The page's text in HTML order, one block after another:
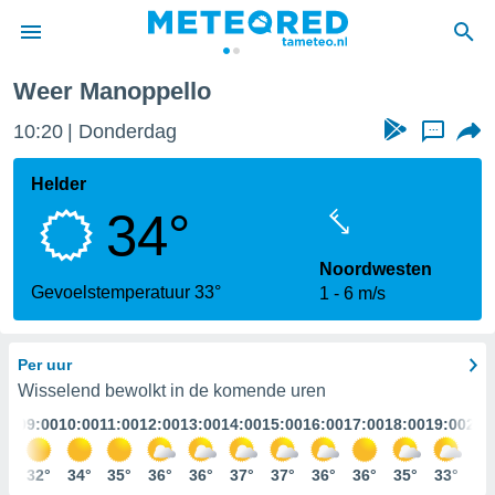
door
verstrekte
hoge
hebt de
voor
op basis
Weer Manoppello
10:20 Donderdag ...
Helder
34°
Gevoelstemperatuur 33°
Noordwesten
1
6 m/s
Per uur
Wisselend bewolkt in de komende uren
09:00
32°
10:00
34°
11:00
35°
12:00
36°
13:00
36°
14:00
37°
15:00
37°
16:00
36°
17:00
36°
18:00
35°
19:00
33°